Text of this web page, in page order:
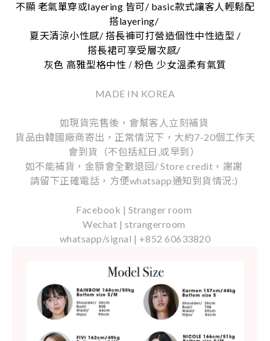
不顯 老氣單穿或layering 皆可/ basic款式讓客人輕鬆配
搭layering/
夏天清涼小性感/ 搭長褲可打營造個性中性造型 /
搭長裙可享受層次感/
灰色 高雅型格中性 / 粉色 少女溫柔有氣質
MADE IN KOREA
如現貨完售後，會幫客人立刻補貨
貨品由韓國廠商寄出，正常情況下，大約7-20個工作天
會到貨（不包括紅日,或早到）
如不能補貨，金額會全數退回/ Store credit，謝謝
請留下正確電話，方便whatsapp通知到貨情況:)
Facebook | Stranger room
Wechat | strangerroom
whatsapp/signal | +852 60633820